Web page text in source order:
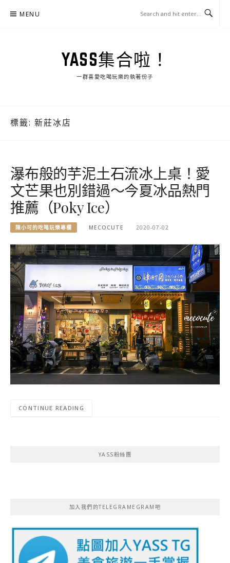
MENU
YASS集合啦！
一群喜愛吃喝玩樂的執著份子
標籤: 新莊冰店
瀑布般的芋泥土石流冰上桌！愛
文芒果也別錯過～今夏冰品熱門
推薦（Poky Ice）
陳小可的吃喝玩樂專欄 MECOCUTE 2020-07-02
CONTINUE READING
YASS粉絲團
加入我們的TELEGRAMEGRAM吧